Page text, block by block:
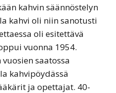
kahvin säännöstelyn
kahvi oli niin sanotusti
oli esitettävä
vuonna 1954.
saatossa
kahvipöydässä
ja opettajat. 40-